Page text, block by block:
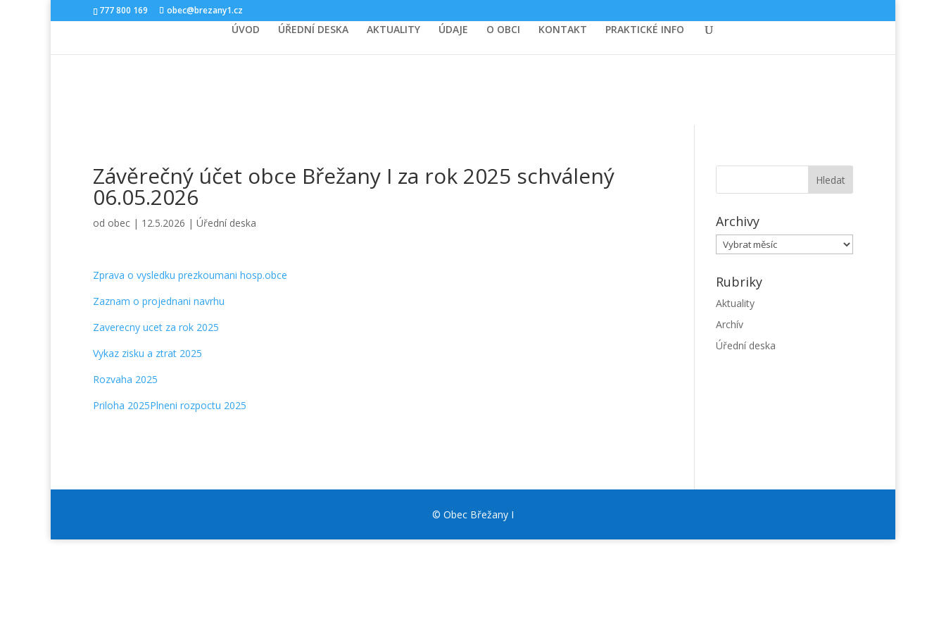
777 800 169 obec@brezany1.cz
ÚVOD ÚŘEDNÍ DESKA AKTUALITY ÚDAJE O OBCI KONTAKT PRAKTICKÉ INFO
Závěrečný účet obce Břežany I za rok 2025 schválený
06.05.2026
od obec | 12.5.2026 | Úřední deska
Zprava o vysledku prezkoumani hosp.obce
Zaznam o projednani navrhu
Zaverecny ucet za rok 2025
Vykaz zisku a ztrat 2025
Rozvaha 2025
Priloha 2025Plneni rozpoctu 2025
Archivy
Archivy
Rubriky
Aktuality
Archív
Úřední deska
© Obec Břežany I